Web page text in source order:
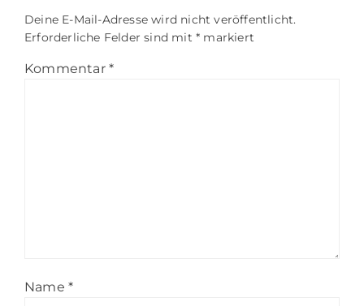
Deine E-Mail-Adresse wird nicht veröffentlicht.
Erforderliche Felder sind mit * markiert
Kommentar *
Name *